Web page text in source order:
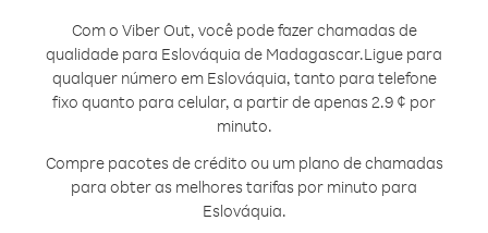
Com o Viber Out, você pode fazer chamadas de
qualidade para Eslováquia de Madagascar.Ligue para
qualquer número em Eslováquia, tanto para telefone
fixo quanto para celular, a partir de apenas 2.9 ¢ por
minuto.
Compre pacotes de crédito ou um plano de chamadas
para obter as melhores tarifas por minuto para
Eslováquia.